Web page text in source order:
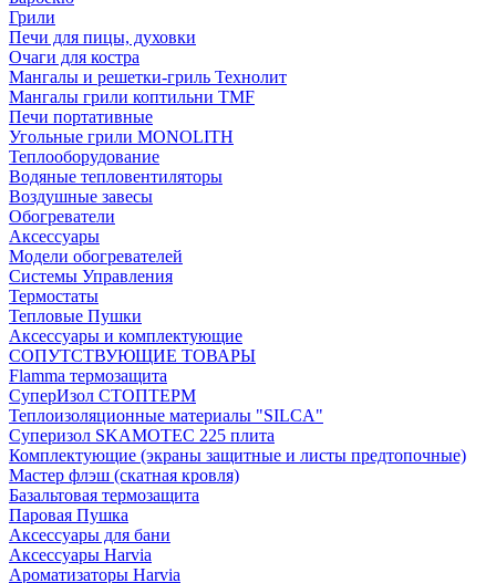
Грили
Печи для пицы, духовки
Очаги для костра
Мангалы и решетки-гриль Технолит
Мангалы грили коптильни TMF
Печи портативные
Угольные грили MONOLITH
Теплооборудование
Водяные тепловентиляторы
Воздушные завесы
Обогреватели
Аксессуары
Модели обогревателей
Системы Управления
Термостаты
Тепловые Пушки
Аксессуары и комплектующие
СОПУТСТВУЮЩИЕ ТОВАРЫ
Flamma термозащита
СуперИзол СТОПТЕРМ
Теплоизоляционные материалы "SILCA"
Суперизол SKAMOTEC 225 плита
Комплектующие (экраны защитные и листы предтопочные)
Мастер флэш (скатная кровля)
Базальтовая термозащита
Паровая Пушка
Аксессуары для бани
Аксессуары Harvia
Ароматизаторы Harvia